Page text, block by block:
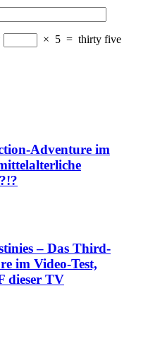
× 5 = thirty five
Adventure im
– Das Third-
im Video-Test,
dieser TV